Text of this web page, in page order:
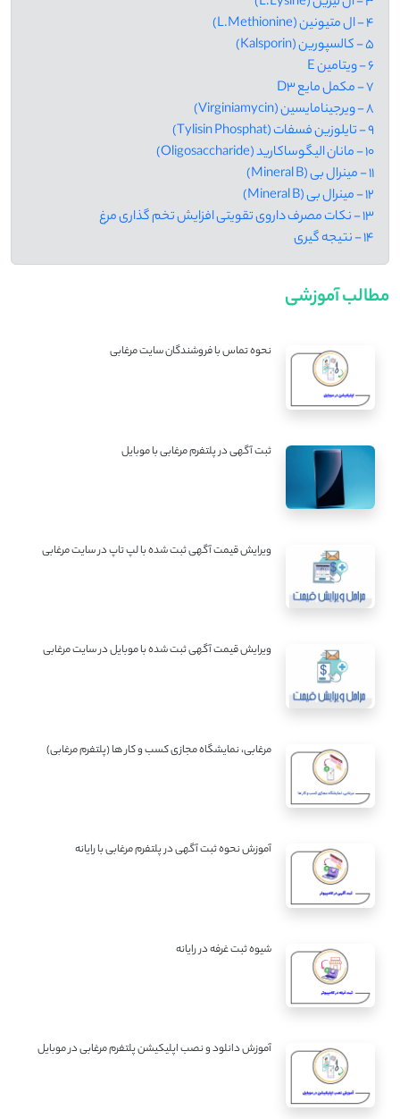
4 - ال متیونین (L.Methionine)
5 - کالسپورین (Kalsporin)
6 - ویتامین E
7 - مکمل مایع D3
8 - ویرجینامایسین (Virginiamycin)
9 - تایلوزین فسفات (Tylisin Phosphat)
10 - مانان الیگوساکارید (Oligosaccharide)
11 - مینرال بی (Mineral B)
12 - مینرال بی (Mineral B)
13 - نکات مصرف داروی تقویتی افزایش تخم گذاری مرغ
14 - نتیجه گیری
مطالب آموزشی
نحوه تماس با فروشندگان سایت مرغابی
ثبت آگهی در پلتفرم مرغابی با موبایل
ویرایش قیمت آگهی ثبت شده با لپ تاپ در سایت مرغابی
ویرایش قیمت آگهی ثبت شده با موبایل در سایت مرغابی
مرغابی، نمایشگاه مجازی کسب و کار ها (پلتفرم مرغابی)
آموزش نحوه ثبت آگهی در پلتفرم مرغابی با رایانه
شیوه ثبت غرفه در رایانه
آموزش دانلود و نصب اپلیکیشن پلتفرم مرغابی در موبایل